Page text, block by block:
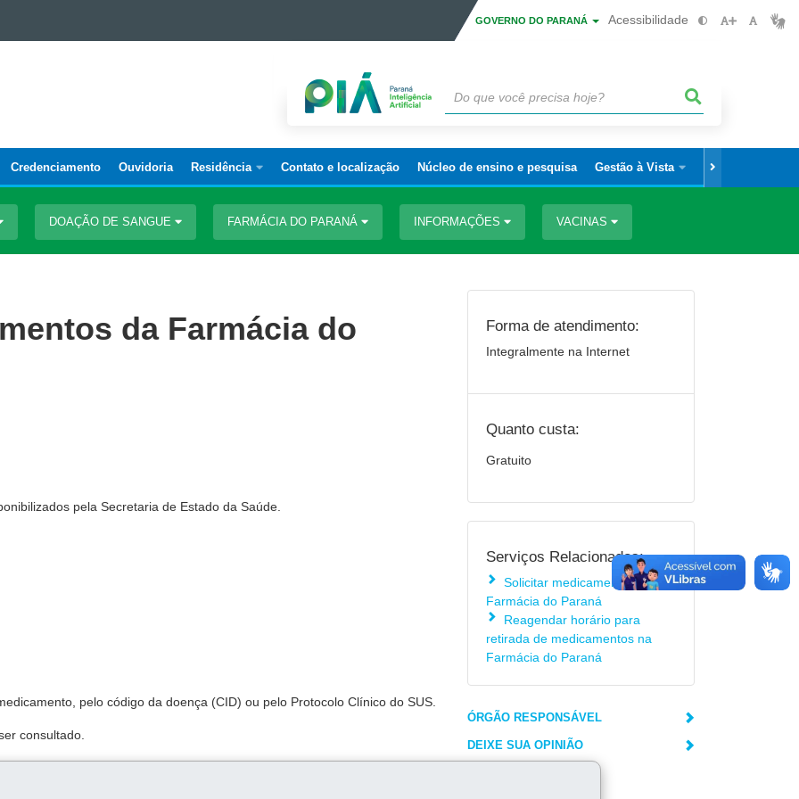
GOVERNO DO PARANÁ Acessibilidade
Credenciamento Ouvidoria Residência Contato e localização Núcleo de ensino e pesquisa Gestão à Vista Área do Servidor
DOAÇÃO DE SANGUE FARMÁCIA DO PARANÁ INFORMAÇÕES VACINAS
da Farmácia do
pela Secretaria de Estado da Saúde.
pelo código da doença (CID) ou pelo Protocolo Clínico do SUS.
consultado.
Forma de atendimento:
Integralmente na Internet
Quanto custa:
Gratuito
Serviços Relacionados:
Solicitar medicamentos à
Farmácia do Paraná
Reagendar horário para
retirada de medicamentos na
Farmácia do Paraná
ÓRGÃO RESPONSÁVEL
DEIXE SUA OPINIÃO